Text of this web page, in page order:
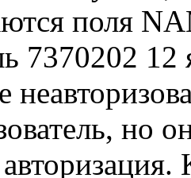
поля
7370202 12
но